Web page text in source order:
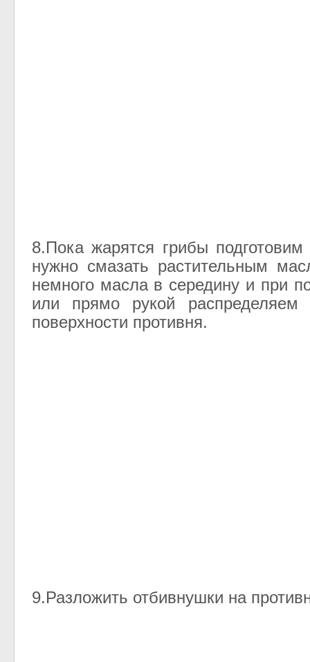
8.Пока жарятся грибы подготовим
нужно смазать растительным
немного масла в середину и при
или прямо рукой
поверхности противня.
9.Разложить отбивнушки на